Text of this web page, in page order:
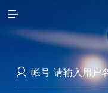

 帐号